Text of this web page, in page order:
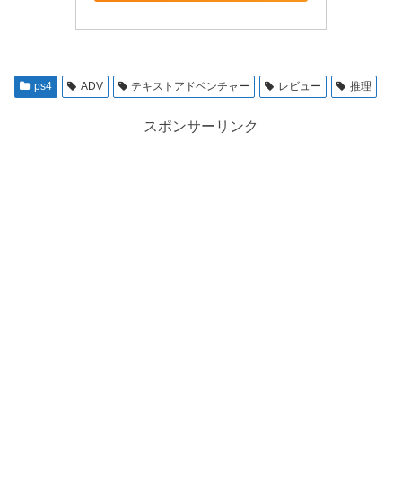
ps4 ADV テキストアドベンチャー レビュー 推理
スポンサーリンク